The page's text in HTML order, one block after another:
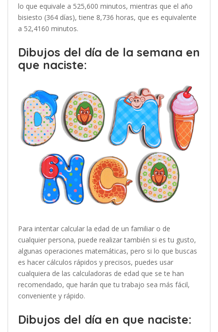
lo que equivale a 525,600 minutos, mientras que el año
bisiesto (364 días), tiene 8,736 horas, que es equivalente
a 52,4160 minutos.
Dibujos del día de la semana en
que naciste:
Para intentar calcular la edad de un familiar o de
cualquier persona, puede realizar también si es tu gusto,
algunas operaciones matemáticas, pero si lo que buscas
es hacer cálculos rápidos y precisos, puedes usar
cualquiera de las calculadoras de edad que se te han
recomendado, que harán que tu trabajo sea más fácil,
conveniente y rápido.
Dibujos del día en que naciste: